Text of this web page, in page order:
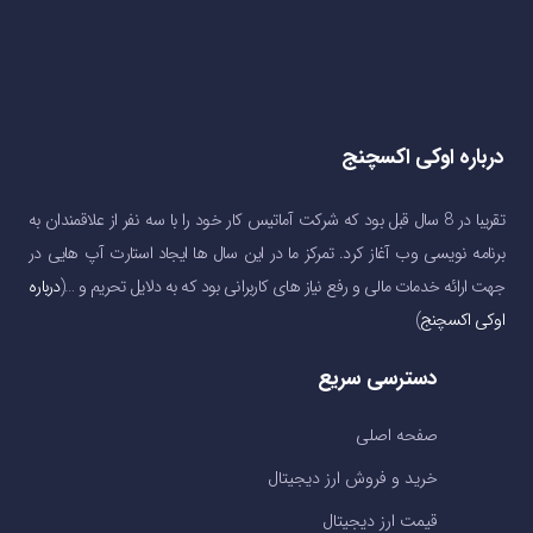
درباره اوکی اکسچنج
تقریبا در 8 سال قبل بود که شرکت آماتیس کار خود را با سه نفر از علاقمندان به
برنامه نویسی وب آغاز کرد. تمرکز ما در این سال ها ایجاد استارت آپ هایی در
جهت ارائه خدمات مالی و رفع نیاز های کاربرانی بود که به دلایل تحریم و …(درباره
اوکی اکسچنج)
دسترسی سریع
صفحه اصلی
خرید و فروش ارز دیجیتال
قیمت ارز دیجیتال